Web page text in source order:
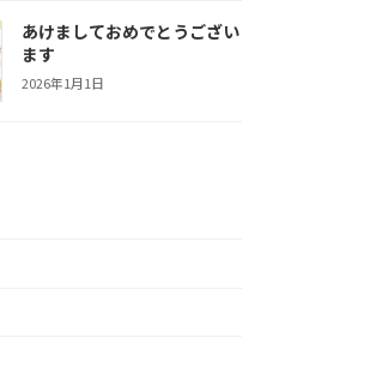
あけましておめでとうござい
ます
2026年1月1日